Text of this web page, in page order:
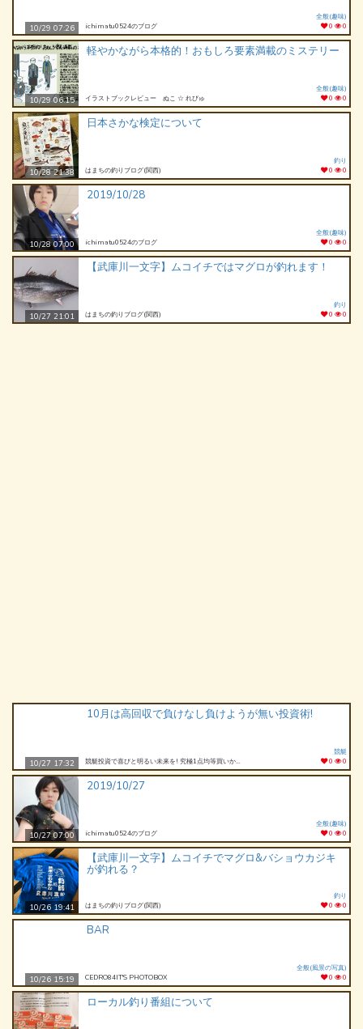
10/29 07:26 ichimatu0524のブログ
全般(趣味)
0
0
10/29 06:15
軽やかながら本格的！おもしろ要素満載のミステリー
イラストブックレビュー ぬこ ☆ れびゅ
全般(趣味)
0
0
10/28 21:38
日本さかな検定について
はまちの釣りブログ(関西)
釣り
0
0
10/28 07:00
2019/10/28
ichimatu0524のブログ
全般(趣味)
0
0
10/27 21:01
【武庫川一文字】ムコイチではマグロが釣れます！
はまちの釣りブログ(関西)
釣り
0
0
10/27 17:32
10月は高回収で負けなし負けようが無い投資術!
競艇投資で喜びと明るい未来を! 究極1点均等買いかんたん投資
競艇
0
0
10/27 07:00
2019/10/27
ichimatu0524のブログ
全般(趣味)
0
0
10/26 19:41
【武庫川一文字】ムコイチでマグロ&バショウカジキ
が釣れる？
はまちの釣りブログ(関西)
釣り
0
0
10/26 15:19
BAR
CEDRO84IT'S PHOTOBOX
全般(風景の写真)
0
0
ローカル釣り番組について